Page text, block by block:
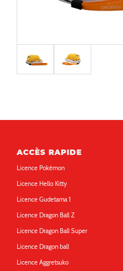
ACCÈS RAPIDE
Licence Pokémon
Licence Hello Kitty
Licence Gudetama 1
Licence Dragon Ball Z
Licence Dragon Ball Super
Licence Dragon ball
Licence Aggretsuko